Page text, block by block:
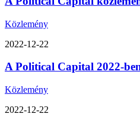
Közlemény
2022-12-22
A Political Capital 2022-
Közlemény
2022-12-22